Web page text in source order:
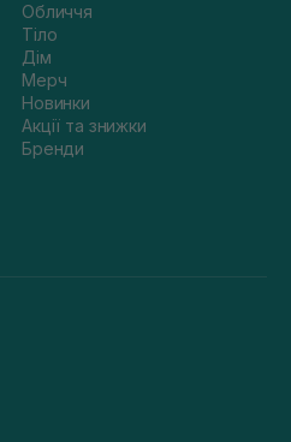
Обличчя
Тіло
Дім
Мерч
Новинки
Акції та знижки
Бренди